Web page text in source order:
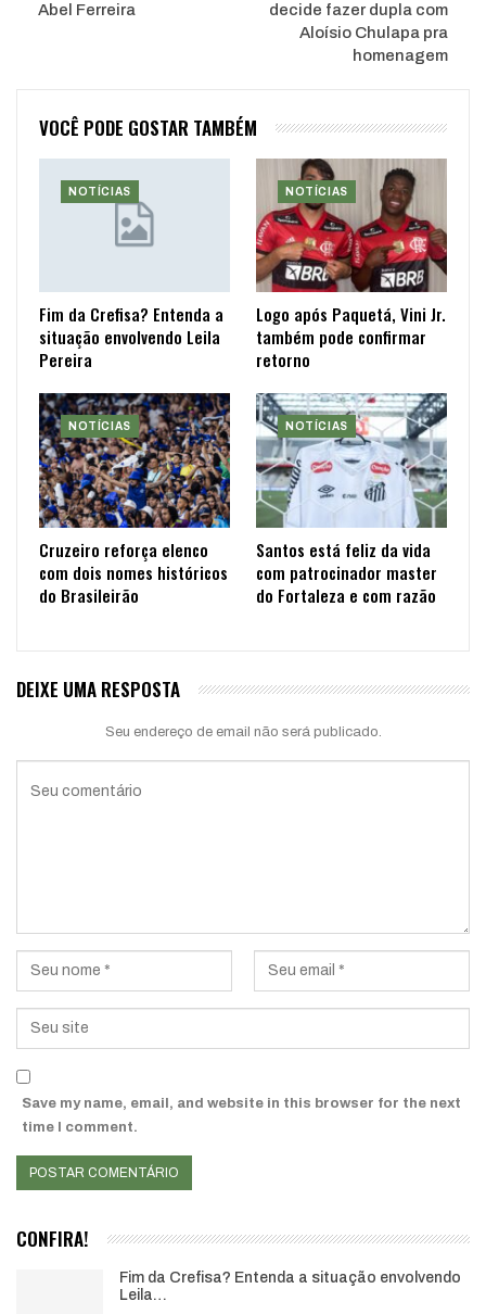
Abel Ferreira
decide fazer dupla com
Aloísio Chulapa pra
homenagem
VOCÊ PODE GOSTAR TAMBÉM
NOTÍCIAS
Fim da Crefisa? Entenda a
situação envolvendo Leila
Pereira
NOTÍCIAS
Logo após Paquetá, Vini Jr.
também pode confirmar
retorno
NOTÍCIAS
Cruzeiro reforça elenco
com dois nomes históricos
do Brasileirão
NOTÍCIAS
Santos está feliz da vida
com patrocinador master
do Fortaleza e com razão
DEIXE UMA RESPOSTA
Seu endereço de email não será publicado.
Save my name, email, and website in this browser for the next
time I comment.
CONFIRA!
Fim da Crefisa? Entenda a situação envolvendo
Leila…